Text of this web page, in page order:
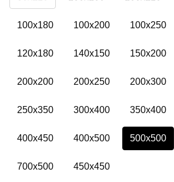
100х180 100х200 100х250
120х180 140х150 150х200
200х200 200х250 200х300
250х350 300х400 350х400
400х450 400х500 500х500
700х500 450х450